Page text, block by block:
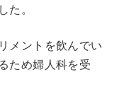
。
メントを飲んでい
ため婦人科を受